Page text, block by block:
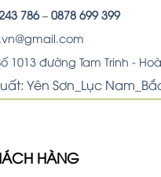
786– 0878 699 399
1013 đường Tam Trinh -
Yên Sơn_Lục
HÀNG